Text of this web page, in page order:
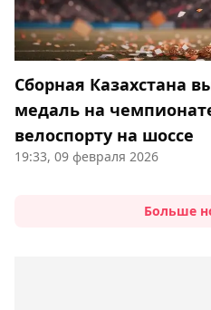
Сборная Казахстана
медаль на
велоспорту на шоссе
19:33, 09 февраля 2026
Больше